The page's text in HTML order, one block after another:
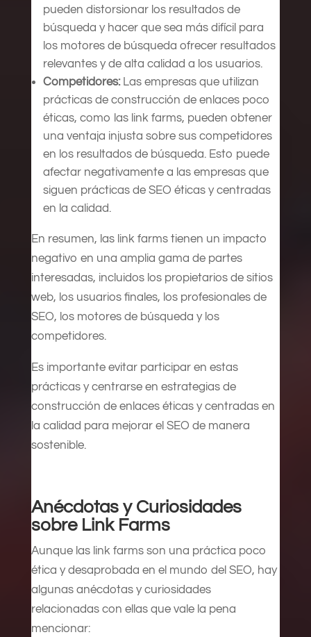
pueden distorsionar los resultados de
búsqueda y hacer que sea más difícil para
los motores de búsqueda ofrecer resultados
relevantes y de alta calidad a los usuarios.
Competidores:Las empresas que utilizan
prácticas de construcción de enlaces poco
éticas, como las link farms, pueden obtener
una ventaja injusta sobre sus competidores
en los resultados de búsqueda. Esto puede
afectar negativamente a las empresas que
siguen prácticas de SEO éticas y centradas
en la calidad.
En resumen, las link farms tienen un impacto
negativo en una amplia gama de partes
interesadas, incluidos los propietarios de sitios
web, los usuarios finales, los profesionales de
SEO, los motores de búsqueda y los
competidores.
Es importante evitar participar en estas
prácticas y centrarse en estrategias de
construcción de enlaces éticas y centradas en
la calidad para mejorar el SEO de manera
sostenible.
Anécdotas y Curiosidades
sobre Link Farms
Aunque las link farms son una práctica poco
ética y desaprobada en el mundo del SEO, hay
algunas anécdotas y curiosidades
relacionadas con ellas que vale la pena
mencionar: